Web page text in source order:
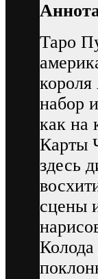
Таро
набор
как на
Карты
здесь
сцены